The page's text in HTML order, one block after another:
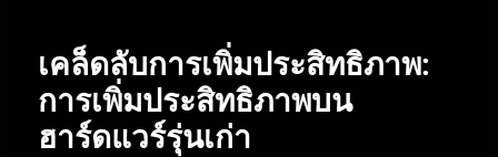
เคล็ดลับการเพิ่มประสิทธิภาพ:
การเพิ่มประสิทธิภาพบน
ฮาร์ดแวร์รุ่นเก่า